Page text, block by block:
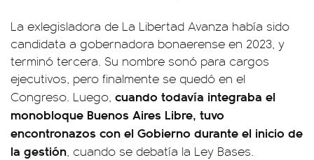
La exlegisladora de La Libertad Avanza había sido
candidata a gobernadora bonaerense en 2023, y
terminó tercera. Su nombre sonó para cargos
ejecutivos, pero finalmente se quedó en el
Congreso. Luego, cuando todavía integraba el
monobloque Buenos Aires Libre, tuvo
encontronazos con el Gobierno durante el inicio de
la gestión, cuando se debatía la Ley Bases.